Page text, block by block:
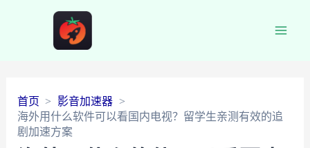
首页
影音加速器
海外用什么软件可以看国内电视？留学生亲测有效的追
剧加速方案